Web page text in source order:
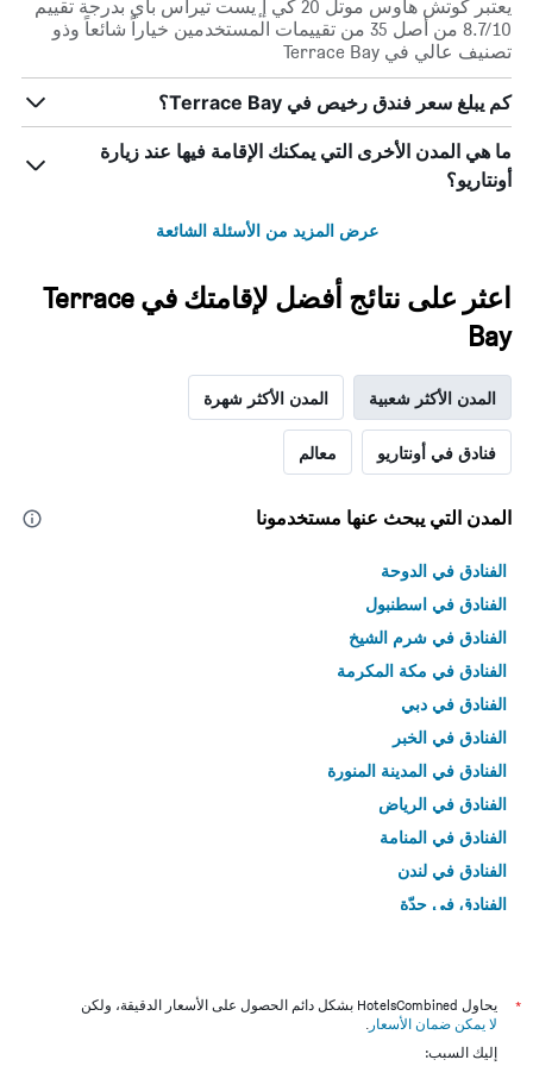
أيام
الأسبوع.
يتضمن
المخطط
التالي
1
محور
Y
الذي
يعتبر كوتش هاوس موتل 20 كي إ ٕيست تيراس باي بدرجة تقييم
8.7/10 من أصل 35 من تقييمات المستخدمين خياراً شائعاً وذو
تصنيف عالي في Terrace Bay
كم يبلغ سعر فندق رخيص في Terrace Bay؟
ما هي المدن الأخرى التي يمكنك الإقامة فيها عند زيارة
أونتاريو؟
عرض المزيد من الأسئلة الشائعة
اعثر على نتائج أفضل لإقامتك في Terrace
Bay
المدن الأكثر شعبية المدن الأكثر شهرة
فنادق في أونتاريو معالم
المدن التي يبحث عنها مستخدمونا
الفنادق في الدوحة
الفنادق في اسطنبول
الفنادق في شرم الشيخ
الفنادق في مكة المكرمة
الفنادق في دبي
الفنادق في الخبر
الفنادق في المدينة المنورة
الفنادق في الرياض
الفنادق في المنامة
الفنادق في لندن
الفنادق في جدّة
*
يحاول HotelsCombined بشكل دائم الحصول على الأسعار الدقيقة، ولكن
لا يمكن ضمان الأسعار .
إليك السبب: